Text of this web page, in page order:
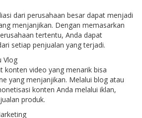
dari perusahaan besar dapat menjadi
menjanjikan. Dengan memasarkan
tertentu, Anda dapat
setiap penjualan yang terjadi.
Vlog
konten video yang menarik bisa
yang menjanjikan. Melalui blog atau
konten Anda melalui iklan,
produk.